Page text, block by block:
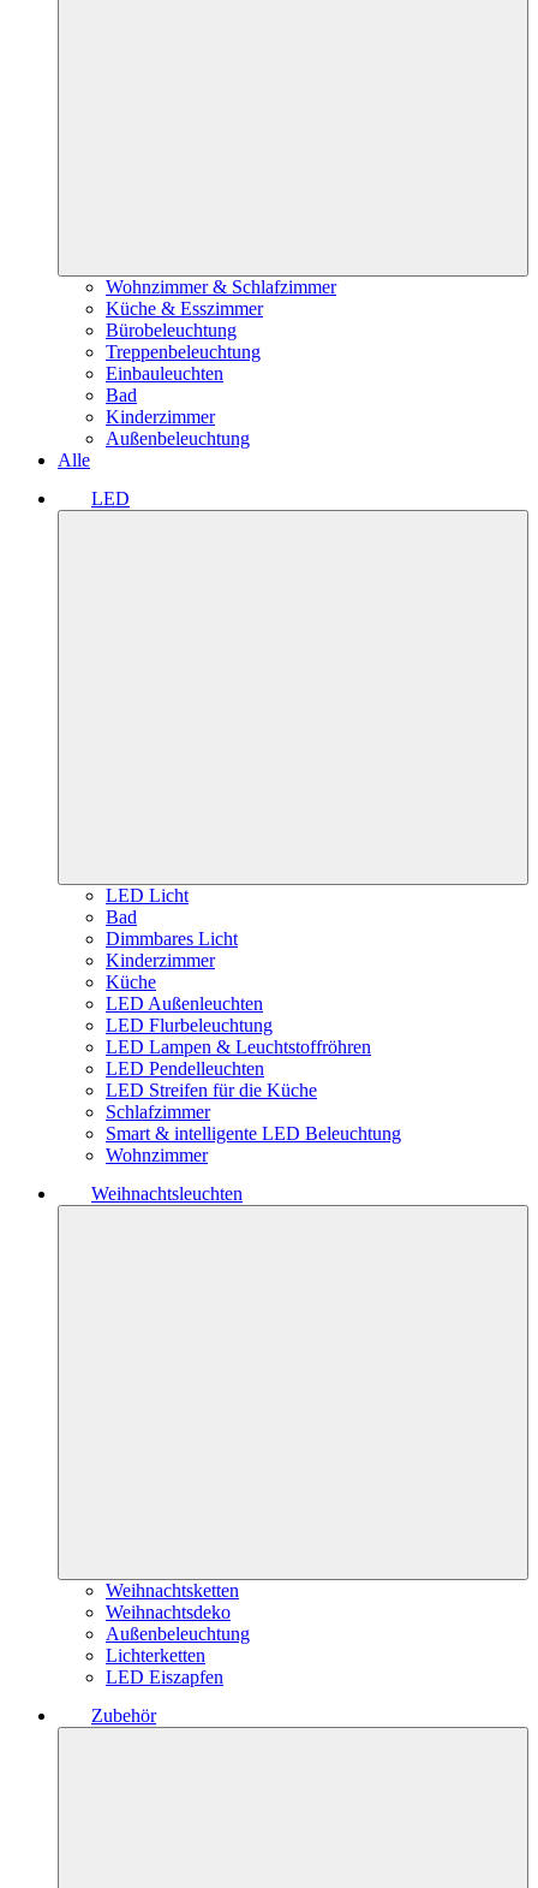
Wohnzimmer & Schlafzimmer
Küche & Esszimmer
Bürobeleuchtung
Treppenbeleuchtung
Einbauleuchten
Bad
Kinderzimmer
Außenbeleuchtung
Alle
LED
LED Licht
Bad
Dimmbares Licht
Kinderzimmer
Küche
LED Außenleuchten
LED Flurbeleuchtung
LED Lampen & Leuchtstoffröhren
LED Pendelleuchten
LED Streifen für die Küche
Schlafzimmer
Smart & intelligente LED Beleuchtung
Wohnzimmer
Weihnachtsleuchten
Weihnachtsketten
Weihnachtsdeko
Außenbeleuchtung
Lichterketten
LED Eiszapfen
Zubehör